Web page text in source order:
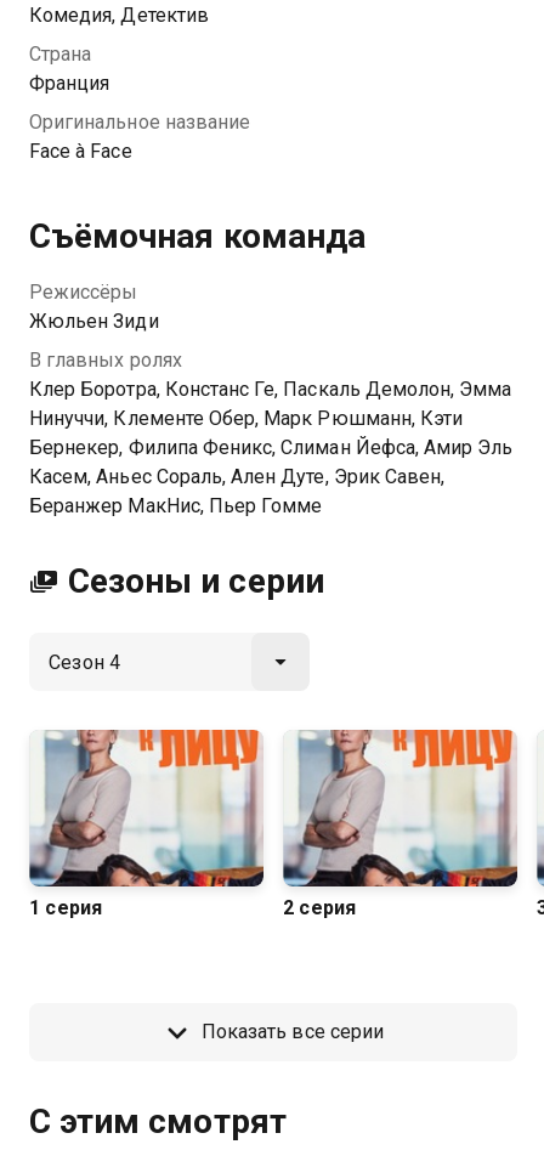
сёстры оказываются связаны общей миссией —
защищать закон, и каждая делает это по-своему.
Посмотреть онлайн 4 сезон сериала Лицом к лицу
вы можете совершенно бесплатно в хорошем HD
качестве на Казахтелеком
Комедия, Детектив
Страна
Франция
Оригинальное название
Face à Face
Съёмочная команда
Режиссёры
Жюльен Зиди
В главных ролях
Клер Боротра, Констанс Ге, Паскаль Демолон, Эмма
Нинуччи, Клементе Обер, Марк Рюшманн, Кэти
Бернекер, Филипа Феникс, Слиман Йефса, Амир Эль
Касем, Аньес Сораль, Ален Дуте, Эрик Савен,
Беранжер МакНис, Пьер Гомме
Сезоны и серии
1 серия 2 серия
Показать все серии
С этим смотрят